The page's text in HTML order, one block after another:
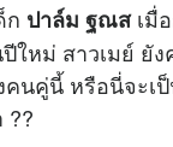
ก ปาล์ม ฐณสเมื่
หม่ สาวเมย์ ยั
นคู่นี้ หรือนี่จะเ
??